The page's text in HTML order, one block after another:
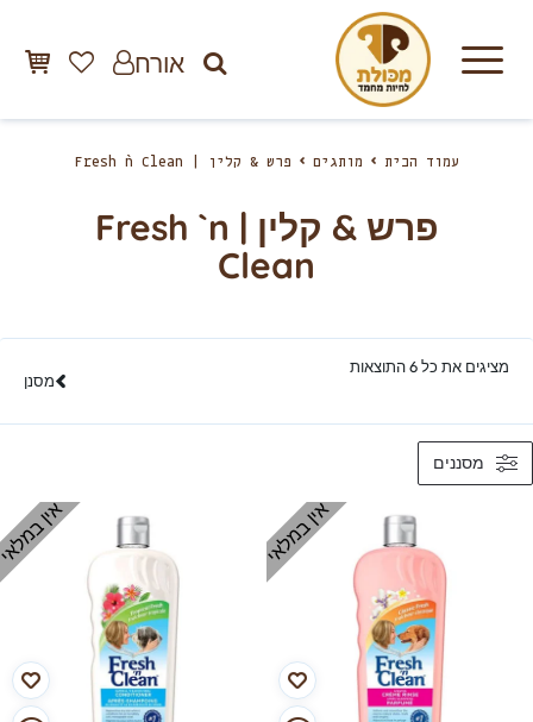
אורח
עמוד הבית מותגים פרש & קלין | Fresh `n Clean
פרש & קלין | Fresh `n
Clean
מציגים את כל ⁦6⁩ התוצאות
מסנן
מסננים
אין במלאי אין